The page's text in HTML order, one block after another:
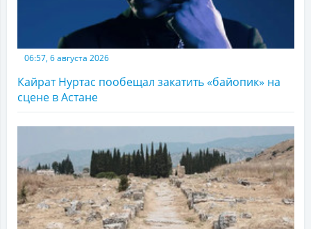
06:57, 6 августа 2026
Кайрат Нуртас пообещал закатить «байопик» на
сцене в Астане